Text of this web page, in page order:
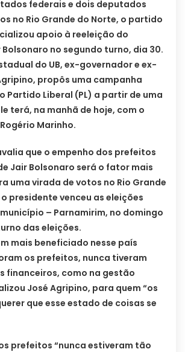
federais e dois deputados
no Rio Grande do Norte, o partido
apoio à reeleição do
no segundo turno, dia 30.
do UB, ex-governador e ex-
propôs uma campanha
Partido Liberal (PL) a partir de uma
terá, na manhã de hoje, com o
Marinho.
que o empenho dos prefeitos
Jair Bolsonaro será o fator mais
uma virada de votos no Rio Grande
presidente venceu as eleições
– Parnamirim, no domingo
das eleições.
mais beneficiado nesse país
os prefeitos, nunca tiveram
financeiros, como na gestão
José Agripino, para quem “os
que esse estado de coisas se
prefeitos “nunca estiveram tão